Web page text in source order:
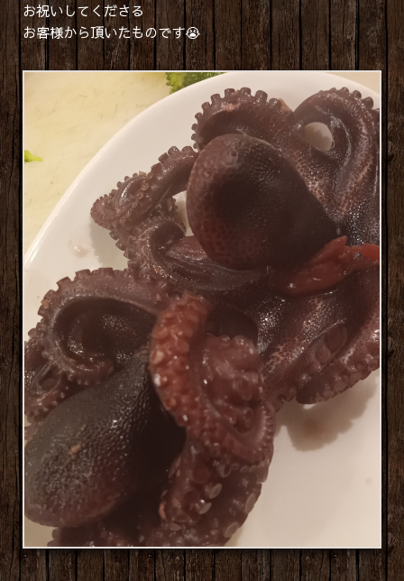
お祝いしてくださる
お客様から頂いたものです😭